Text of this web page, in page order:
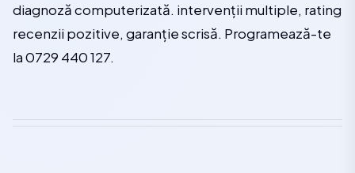
diagnoză computerizată. intervenții multiple, rating
recenzii pozitive, garanție scrisă. Programează-te
la 0729 440 127.